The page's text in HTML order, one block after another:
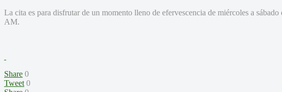
La cita es para disfrutar de un momento lleno de efervescencia de miércoles a sábado
AM.
Share 0
Tweet 0